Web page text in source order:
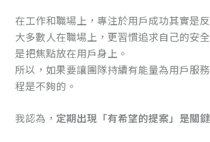
在工作和職場上，專注於用戶成功其實是
大多數人在職場上，更習慣追求自己的安
是把焦點放在用戶身上。
所以，如果要讓團隊持續有能量為用戶服
程是不夠的。
我認為， 定期出現「有希望的提案」是關鍵